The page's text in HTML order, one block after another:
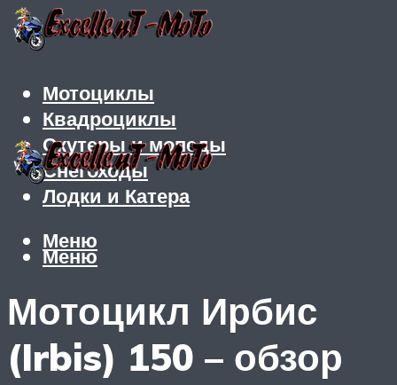
Мотоциклы
Квадроциклы
Скутеры и мопеды
Снегоходы
Лодки и Катера
Меню
Меню
Мотоцикл Ирбис
(Irbis) 150 – обзор